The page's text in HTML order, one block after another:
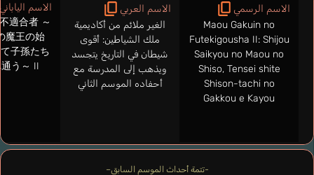
-تتمة أحداث الموسم السابق–
الاسم الرسمي
Maou Gakuin no
Futekigousha II: Shijou
Saikyou no Maou no
Shiso, Tensei shite
Shison-tachi no
Gakkou e Kayou
الاسم العربي
الغير ملائم من أكاديمية
ملك الشياطين: أقوى
شيطان في التاريخ يتجسد
ويذهب إلى المدرسة مع
أحفاده الموسم الثاني
الاسم الياباني
適合者 ～
魔王の始
子孫たち
う～ II